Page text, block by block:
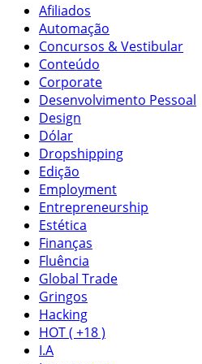
Afiliados
Automação
Concursos & Vestibular
Conteúdo
Corporate
Desenvolvimento Pessoal
Design
Dólar
Dropshipping
Edição
Employment
Entrepreneurship
Estética
Finanças
Fluência
Global Trade
Gringos
Hacking
HOT ( +18 )
I.A